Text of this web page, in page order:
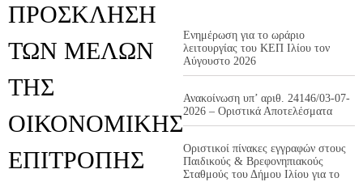
ΠΡΟΣΚΛΗΣΗ
ΤΩΝ ΜΕΛΩΝ
ΤΗΣ
ΟΙΚΟΝΟΜΙΚΗΣ
ΕΠΙΤΡΟΠΗΣ
Ενημέρωση για το ωράριο
λειτουργίας του ΚΕΠ Ιλίου τον
Αύγουστο 2026
Ανακοίνωση υπ’ αριθ. 24146/03-07-
2026 – Οριστικά Αποτελέσματα
Οριστικοί πίνακες εγγραφών στους
Παιδικούς & Βρεφονηπιακούς
Σταθμούς του Δήμου Ιλίου για το